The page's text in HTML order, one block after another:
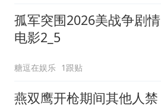
孤军突围2026美战争剧情
电影2_5
糖逗在娱乐 1跟贴
燕双鹰开枪期间其他人禁